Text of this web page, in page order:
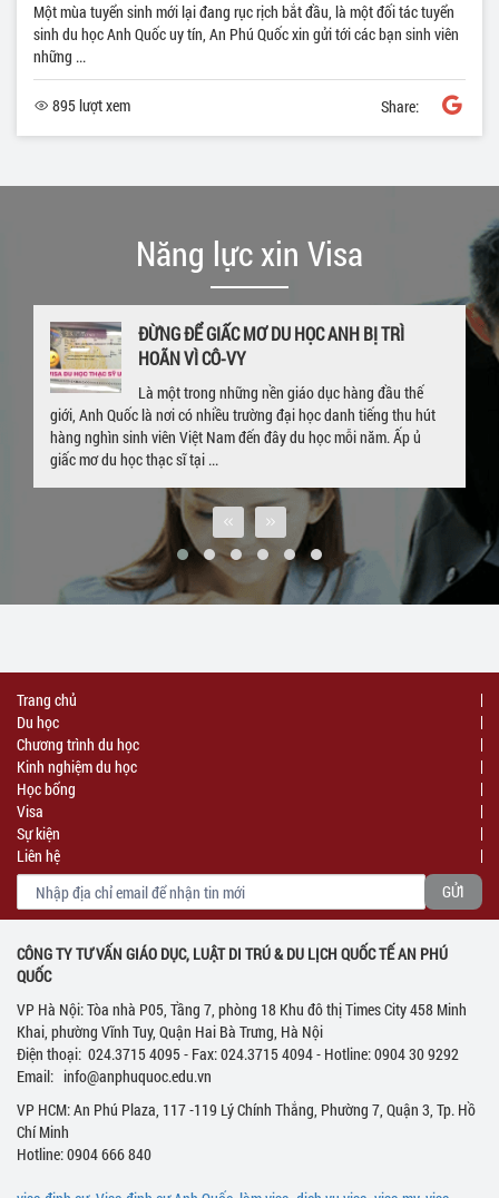
Một mùa tuyển sinh mới lại đang rục rịch bắt đầu, là một đối tác tuyển
sinh du học Anh Quốc uy tín, An Phú Quốc xin gửi tới các bạn sinh viên
những ...
895 lượt xem Share:
Năng lực xin Visa
GIA HẠN VISA DU HỌC NGAY KHI ĐANG Ở UK
– CHÚC MỪNG EM P.P LINH VỚI TẤM THẺ
VISA 4 NĂM
Hết hạn visa, quay trở về Việt Nam sau khi hòan thành khóa học ở
nước ngoài là nỗi lo lắng của rất nhiều bạn sinh viên đang du học.
Trường hợp của sinh viên P. P. Linh cũng tương tự. Bắt đầu hành ...
Trang chủ
Du học
Chương trình du học
Kinh nghiệm du học
Học bổng
Visa
Sự kiện
Liên hệ
CÔNG TY TƯ VẤN GIÁO DỤC, LUẬT DI TRÚ & DU LỊCH QUỐC TẾ AN PHÚ
QUỐC
VP Hà Nội: Tòa nhà P05, Tầng 7, phòng 18 Khu đô thị Times City 458 Minh
Khai, phường Vĩnh Tuy, Quận Hai Bà Trưng, Hà Nội
Điện thoại: 024.3715 4095 - Fax: 024.3715 4094 - Hotline: 0904 30 9292
Email: info@anphuquoc.edu.vn
VP HCM: An Phú Plaza, 117 -119 Lý Chính Thắng, Phường 7, Quận 3, Tp. Hồ
Chí Minh
Hotline: 0904 666 840